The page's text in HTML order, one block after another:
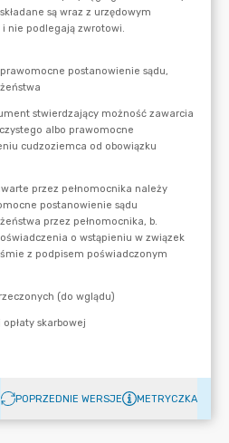
POPRZEDNIE WERSJE METRYCZKA